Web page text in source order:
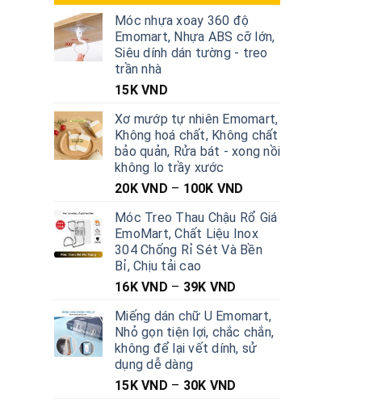
Móc nhựa xoay 360 độ
Emomart, Nhựa ABS cỡ lớn,
Siêu dính dán tường - treo
trần nhà
15K VND
Xơ mướp tự nhiên Emomart,
Không hoá chất, Không chất
bảo quản, Rửa bát - xong nồi
không lo trầy xước
20K VND – 100K VND
Móc Treo Thau Chậu Rổ Giá
EmoMart, Chất Liệu Inox
304 Chống Rỉ Sét Và Bền
Bỉ, Chịu tải cao
16K VND – 39K VND
Miếng dán chữ U Emomart,
Nhỏ gọn tiện lợi, chắc chắn,
không để lại vết dính, sử
dụng dễ dàng
15K VND – 30K VND